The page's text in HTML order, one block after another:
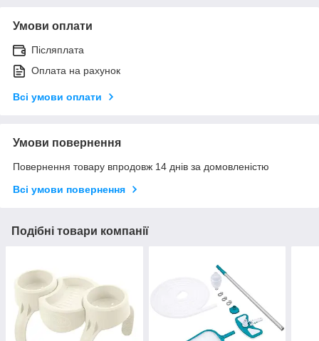
Умови оплати
Післяплата
Оплата на рахунок
Всі умови оплати
Умови повернення
Повернення товару впродовж 14 днів за домовленістю
Всі умови повернення
Подібні товари компанії